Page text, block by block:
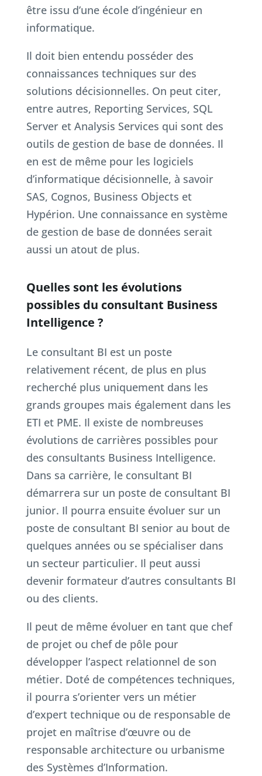
être issu d’une école d’ingénieur en
informatique.
Il doit bien entendu posséder des
connaissances techniques sur des
solutions décisionnelles. On peut citer,
entre autres, Reporting Services, SQL
Server et Analysis Services qui sont des
outils de gestion de base de données. Il
en est de même pour les logiciels
d’informatique décisionnelle, à savoir
SAS, Cognos, Business Objects et
Hypérion. Une connaissance en système
de gestion de base de données serait
aussi un atout de plus.
Quelles sont les évolutions
possibles du consultant Business
Intelligence ?
Le consultant BI est un poste
relativement récent, de plus en plus
recherché plus uniquement dans les
grands groupes mais également dans les
ETI et PME. Il existe de nombreuses
évolutions de carrières possibles pour
des consultants Business Intelligence.
Dans sa carrière, le consultant BI
démarrera sur un poste de consultant BI
junior. Il pourra ensuite évoluer sur un
poste de consultant BI senior au bout de
quelques années ou se spécialiser dans
un secteur particulier. Il peut aussi
devenir formateur d’autres consultants BI
ou des clients.
Il peut de même évoluer en tant que chef
de projet ou chef de pôle pour
développer l’aspect relationnel de son
métier. Doté de compétences techniques,
il pourra s’orienter vers un métier
d’expert technique ou de responsable de
projet en maîtrise d’œuvre ou de
responsable architecture ou urbanisme
des Systèmes d’Information.